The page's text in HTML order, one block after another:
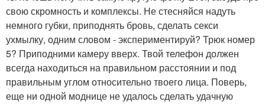
свою скромность и комплексы. Не стесняйся надуть
немного губки, приподнять бровь, сделать секси
ухмылку, одним словом - экспериментируй? Трюк номер
5? Приподними камеру вверх. Твой телефон должен
всегда находиться на правильном расстоянии и под
правильным углом относительно твоего лица. Поверь,
еще ни одной моднице не удалось сделать удачную